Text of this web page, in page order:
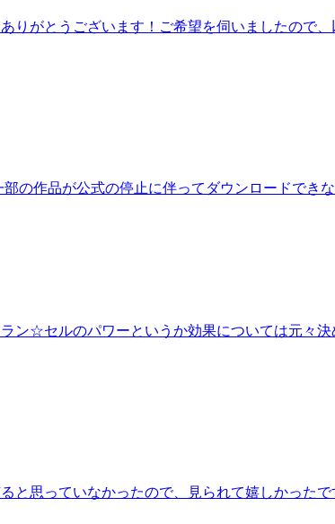
りがとうございます！ご希望を伺いましたので
の作品が公式の停止に伴ってダウンロードでき
ン☆セルのパワーというか効果については元々
と思っていなかったので、見られて嬉しかった